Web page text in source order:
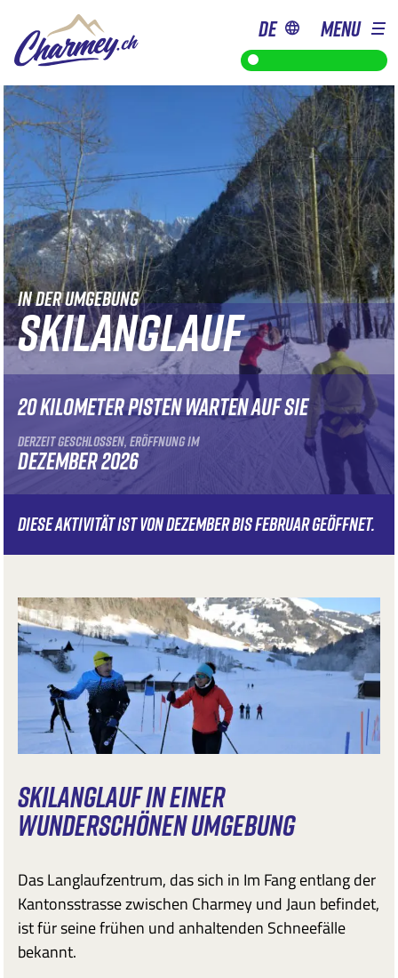
von 9h bis 18h
de MENU
IN DER UMGEBUNG
SKILANGLAUF
20 KILOMETER PISTEN WARTEN AUF SIE
DERZEIT GESCHLOSSEN, ERÖFFNUNG IM
DEZEMBER 2026
DIESE AKTIVITÄT IST VON DEZEMBER BIS FEBRUAR GEÖFFNET.
SKILANGLAUF IN EINER
WUNDERSCHÖNEN UMGEBUNG
Das Langlaufzentrum, das sich in Im Fang entlang der
Kantonsstrasse zwischen Charmey und Jaun befindet,
ist für seine frühen und anhaltenden Schneefälle
bekannt.